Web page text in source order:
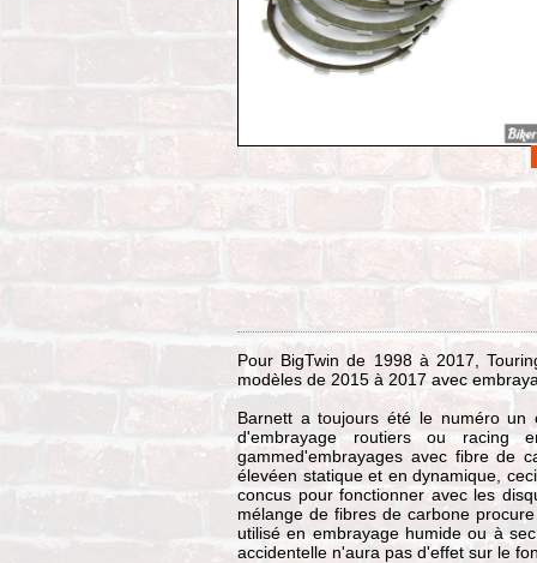
Pour BigTwin de 1998 à 2017,
modèles de 2015 à 2017 avec
Barnett a toujours été le numéro
d'embrayage routiers ou racing
gammed'embrayages avec fibre de
élevéen statique et en dynamique,
concus pour fonctionner avec les
mélange de fibres de carbone
utilisé en embrayage humide ou à
accidentelle n'aura pas d'effet sur le